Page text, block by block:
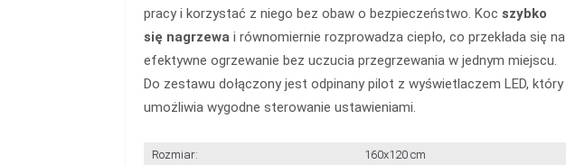
pracy i korzystać z niego bez obaw o bezpieczeństwo. Koc szybko
się nagrzewa i równomiernie rozprowadza ciepło, co przekłada się na
efektywne ogrzewanie bez uczucia przegrzewania w jednym miejscu.
Do zestawu dołączony jest odpinany pilot z wyświetlaczem LED, który
umożliwia wygodne sterowanie ustawieniami.
Rozmiar:
160x120 cm